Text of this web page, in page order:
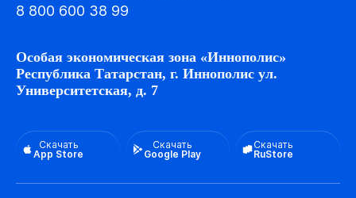
8 800 600 38 99
Особая экономическая зона «Иннополис»
Республика Татарстан, г. Иннополис ул.
Университетская, д. 7
Скачать
App Store
Скачать
Google Play
Скачать
RuStore